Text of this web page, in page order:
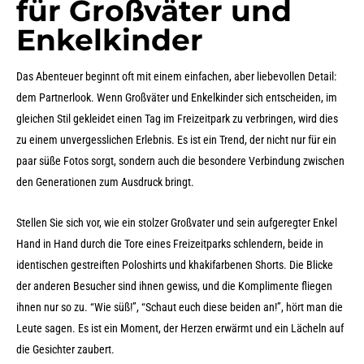
für Großväter und
Enkelkinder
Das Abenteuer beginnt oft mit einem einfachen, aber liebevollen Detail:
dem Partnerlook. Wenn Großväter und Enkelkinder sich entscheiden, im
gleichen Stil gekleidet einen Tag im Freizeitpark zu verbringen, wird dies
zu einem unvergesslichen Erlebnis. Es ist ein Trend, der nicht nur für ein
paar süße Fotos sorgt, sondern auch die besondere Verbindung zwischen
den Generationen zum Ausdruck bringt.
Stellen Sie sich vor, wie ein stolzer Großvater und sein aufgeregter Enkel
Hand in Hand durch die Tore eines Freizeitparks schlendern, beide in
identischen gestreiften Poloshirts und khakifarbenen Shorts. Die Blicke
der anderen Besucher sind ihnen gewiss, und die Komplimente fliegen
ihnen nur so zu. “Wie süß!”, “Schaut euch diese beiden an!”, hört man die
Leute sagen. Es ist ein Moment, der Herzen erwärmt und ein Lächeln auf
die Gesichter zaubert.